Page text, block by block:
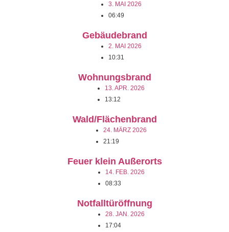
3. MAI 2026
06:49
Gebäudebrand
2. MAI 2026
10:31
Wohnungsbrand
13. APR. 2026
13:12
Wald/Flächenbrand
24. MÄRZ 2026
21:19
Feuer klein Außerorts
14. FEB. 2026
08:33
Notfalltüröffnung
28. JAN. 2026
17:04